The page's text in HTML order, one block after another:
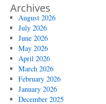
Archives
August 2026
July 2026
June 2026
May 2026
April 2026
March 2026
February 2026
January 2026
December 2025